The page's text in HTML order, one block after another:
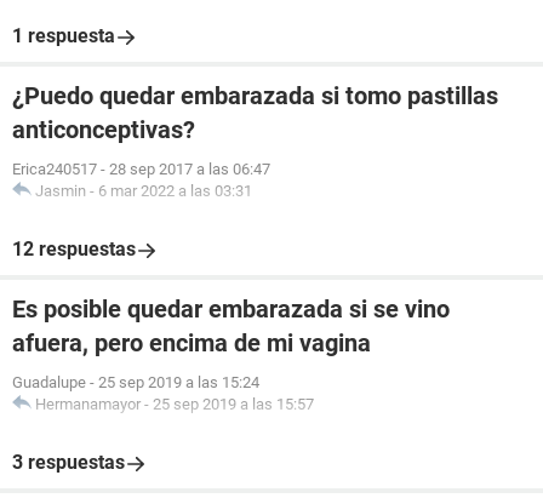
1 respuesta
¿Puedo quedar embarazada si tomo pastillas
anticonceptivas?
Erica240517 - 28 sep 2017 a las 06:47
Jasmin - 6 mar 2022 a las 03:31
12 respuestas
Es posible quedar embarazada si se vino
afuera, pero encima de mi vagina
Guadalupe - 25 sep 2019 a las 15:24
Hermanamayor - 25 sep 2019 a las 15:57
3 respuestas